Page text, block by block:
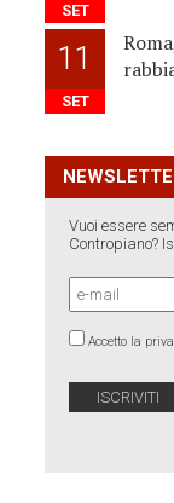
SET
11
SET
Vuoi essere
Contropiano?
Accetto la